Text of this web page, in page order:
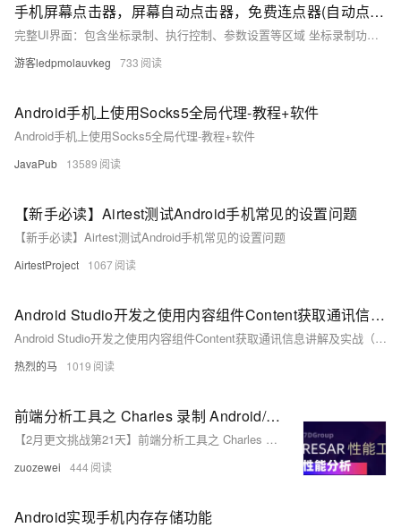
手机屏幕点击器，屏幕自动点击器，免费连点器(自动点击)【autojs】
完整UI界面：包含坐标录制、执行控制、参数设置等区域 坐标录制功能：实时捕捉屏幕点击位置并记录坐标
游客ledpmolauvkeg 733
Android手机上使用Socks5全局代理-教程+软件
Android手机上使用Socks5全局代理-教程+软件
JavaPub 13589
【新手必读】Airtest测试Android手机常见的设置问题
【新手必读】Airtest测试Android手机常见的设置问题
AirtestProject 1067
Android Studio开发之使用内容组件Content获取通讯信息讲解及实战（附源码 包括添加手机联系人和发短信）
Android Studio开发之使用内容组件Content获取通讯信息讲解及实战（附源码 包括添加手机联系人和发短信）
热烈的马 1019
前端分析工具之 Charles 录制 Android/IOS 手机的 https 应用
【2月更文挑战第21天】前端分析工具之 Charles 录制 Android/IOS 手机的 https 应用
zuozewei 444
Android实现手机内存存储功能